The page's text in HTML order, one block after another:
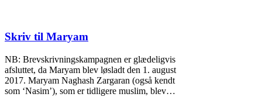
Skriv til Maryam
NB: Brevskrivningskampagnen er glædeligvis
afsluttet, da Maryam blev løsladt den 1. august
2017. Maryam Naghash Zargaran (også kendt
som ‘Nasim’), som er tidligere muslim, blev…